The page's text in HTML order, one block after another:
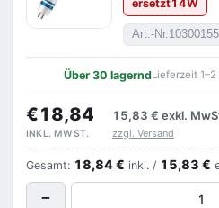
ersetzt14W
Art.-Nr.
Über 30 lagerndLieferzeit 1–2
€18,84 15,83 € exkl.
INKL. MWST. zzgl. Versand
Gesamt: 18,84 € inkl. / 15,83 €
−